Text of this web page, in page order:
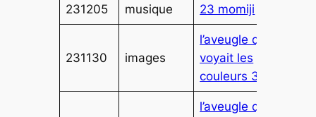
231205 musique 23 momiji
231130 images
l’aveugle qui
voyait les
couleurs 3
l’aveugle qui